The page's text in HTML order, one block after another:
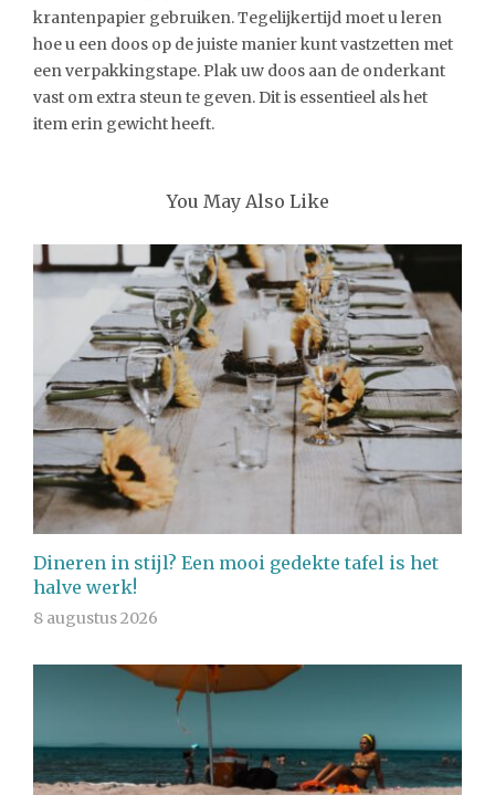
krantenpapier gebruiken. Tegelijkertijd moet u leren
hoe u een doos op de juiste manier kunt vastzetten met
een verpakkingstape. Plak uw doos aan de onderkant
vast om extra steun te geven. Dit is essentieel als het
item erin gewicht heeft.
You May Also Like
Dineren in stijl? Een mooi gedekte tafel is het
halve werk!
8 augustus 2026